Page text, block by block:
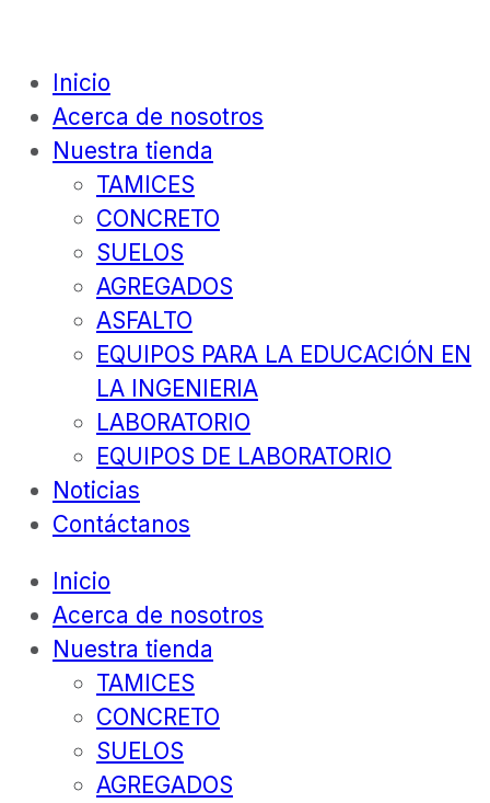
Inicio
Acerca de nosotros
Nuestra tienda
TAMICES
CONCRETO
SUELOS
AGREGADOS
ASFALTO
EQUIPOS PARA LA EDUCACIÓN EN
LA INGENIERIA
LABORATORIO
EQUIPOS DE LABORATORIO
Noticias
Contáctanos
Inicio
Acerca de nosotros
Nuestra tienda
TAMICES
CONCRETO
SUELOS
AGREGADOS